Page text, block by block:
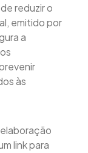
reduzir o
emitido por
a
às
link para